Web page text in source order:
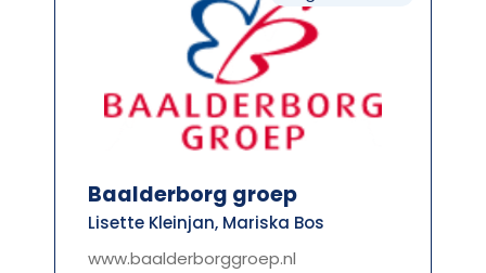
Baalderborg groep
Lisette Kleinjan, Mariska Bos
www.baalderborggroep.nl